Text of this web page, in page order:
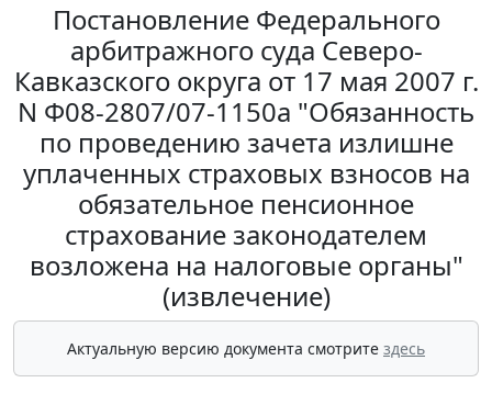
Постановление Федерального
арбитражного суда Северо-
Кавказского округа от 17 мая 2007 г.
N Ф08-2807/07-1150а "Обязанность
по проведению зачета излишне
уплаченных страховых взносов на
обязательное пенсионное
страхование законодателем
возложена на налоговые органы"
(извлечение)
Актуальную версию документа смотрите здесь